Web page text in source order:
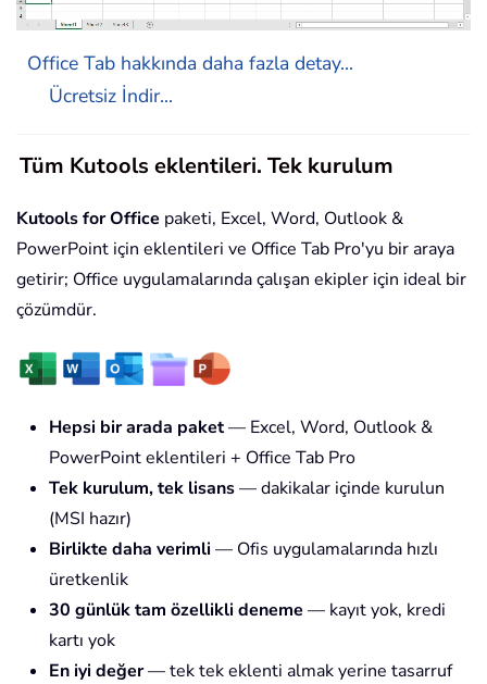
Office Tab hakkında daha fazla detay...
Ücretsiz İndir...
Tüm Kutools eklentileri. Tek kurulum
Kutools for Office paketi, Excel, Word, Outlook &
PowerPoint için eklentileri ve Office Tab Pro'yu bir araya
getirir; Office uygulamalarında çalışan ekipler için ideal bir
çözümdür.
Hepsi bir arada paket— Excel, Word, Outlook &
PowerPoint eklentileri + Office Tab Pro
Tek kurulum, tek lisans— dakikalar içinde kurulun
(MSI hazır)
Birlikte daha verimli — Ofis uygulamalarında hızlı
üretkenlik
30 günlük tam özellikli deneme — kayıt yok, kredi
kartı yok
En iyi değer— tek tek eklenti almak yerine tasarruf